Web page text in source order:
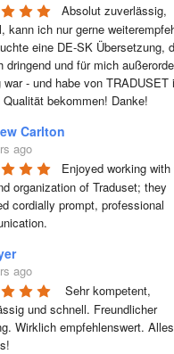
Absolut zuverlässig,
kann ich nur gerne
eine DE-SK Übersetzung,
dringend und für mich
war - und habe von TRADUSET
bekommen! Danke!
Carlton
ago
Enjoyed working with
organization of Traduset; they
cordially prompt, professional
ago
Sehr kompetent,
und schnell. Freundlicher
Wirklich empfehlenswert. Alles